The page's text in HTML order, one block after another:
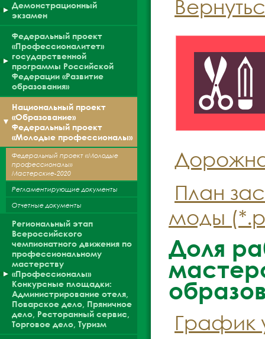
Демонстрационный
экзамен
Федеральный проект
«Профессионалитет»
государственной
программы Российской
Федерации «Развитие
образования»
Национальный проект
«Образование»
Федеральный проект
«Молодые профессионалы»
Федеральный проект «Молодые
профессионалы»
Мастерские-2020
Регламентирующие документы
Отчетные документы
Региональный этап
Всероссийского
чемпионатного движения по
профессиональному
мастерству
«Профессионалы»
Конкурсные площадки:
Администрирование отеля,
Поварское дело, Пряничное
дело, Ресторанный сервис,
Торговое дело, Туризм
План
моды
Доля
График